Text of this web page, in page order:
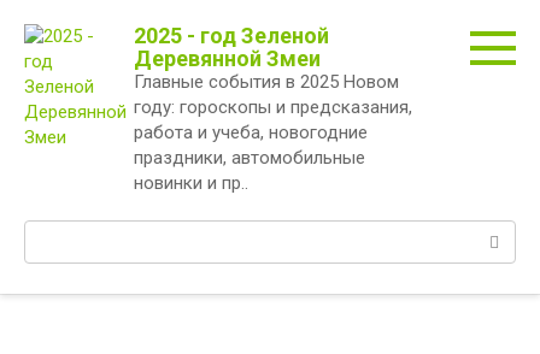
контенту
2025 - год Зеленой
Деревянной Змеи
Главные события в 2025 Новом
году: гороскопы и предсказания,
работа и учеба, новогодние
праздники, автомобильные
новинки и пр..
Поиск: